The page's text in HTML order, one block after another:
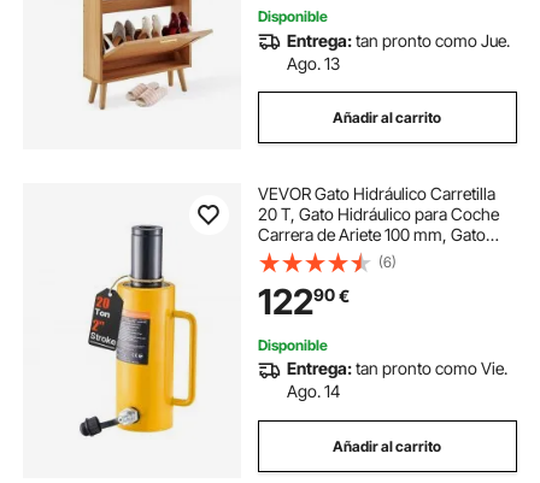
Disponible
Entrega:tan pronto como Jue.
Ago. 13
Añadir al carrito
VEVOR Gato Hidráulico Carretilla
20 T, Gato Hidráulico para Coche
Carrera de Ariete 100 mm, Gato
Hidraulico BotellaAltura 202 + 12
mm, Gato Hidráulico Chapista 9 kg
(6)
12290€
Disponible
Entrega:tan pronto como Vie.
Ago. 14
Añadir al carrito